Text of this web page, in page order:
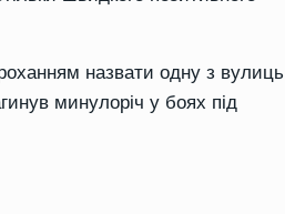
назвати одну з вулиць
минулоріч у боях під